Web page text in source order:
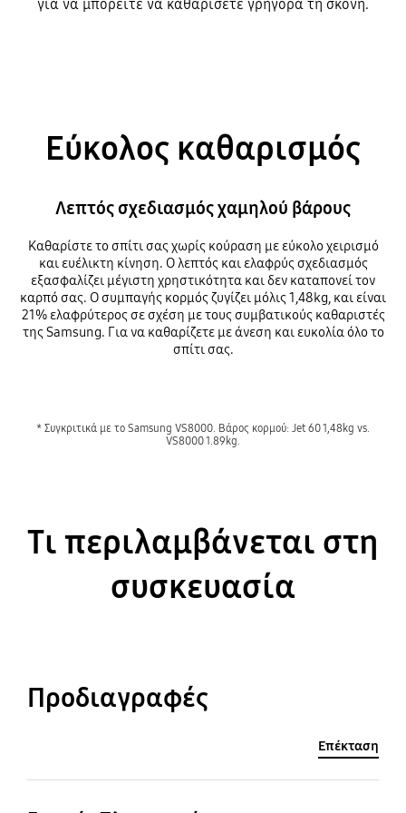
για να μπορείτε να καθαρίσετε γρήγορα τη σκόνη.
Εύκολος καθαρισμός
Λεπτός σχεδιασμός χαμηλού βάρους
Καθαρίστε το σπίτι σας χωρίς κούραση με εύκολο χειρισμό
και ευέλικτη κίνηση. Ο λεπτός και ελαφρύς σχεδιασμός
εξασφαλίζει μέγιστη χρηστικότητα και δεν καταπονεί τον
καρπό σας. Ο συμπαγής κορμός ζυγίζει μόλις 1,48kg, και είναι
21% ελαφρύτερος σε σχέση με τους συμβατικούς καθαριστές
της Samsung. Για να καθαρίζετε με άνεση και ευκολία όλο το
σπίτι σας.
* Συγκριτικά με το Samsung VS8000. Βάρος κορμού: Jet 60 1,48kg vs.
VS8000 1.89kg.
Τι περιλαμβάνεται στη
συσκευασία
Προδιαγραφές
Επέκταση